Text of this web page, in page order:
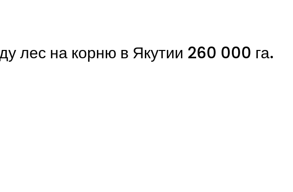
лес на корню в Якутии 260 000 га.